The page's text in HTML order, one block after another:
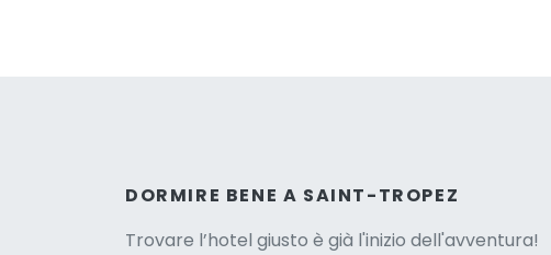
DORMIRE BENE A SAINT-TROPEZ
Trovare l’hotel giusto è già l'inizio dell'avventura!